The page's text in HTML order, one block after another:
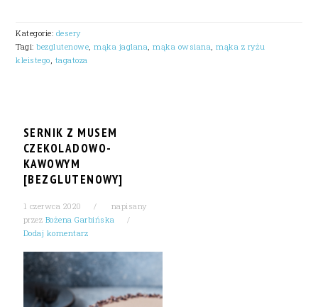
Kategorie: desery
Tagi:bezglutenowe ,mąka jaglana ,mąka owsiana ,mąka z ryżu
kleistego tagatoza
SERNIK Z MUSEM
CZEKOLADOWO-
KAWOWYM
[BEZGLUTENOWY]
1 czerwca 2020
napisany
przez Bożena Garbińska
Dodaj komentarz